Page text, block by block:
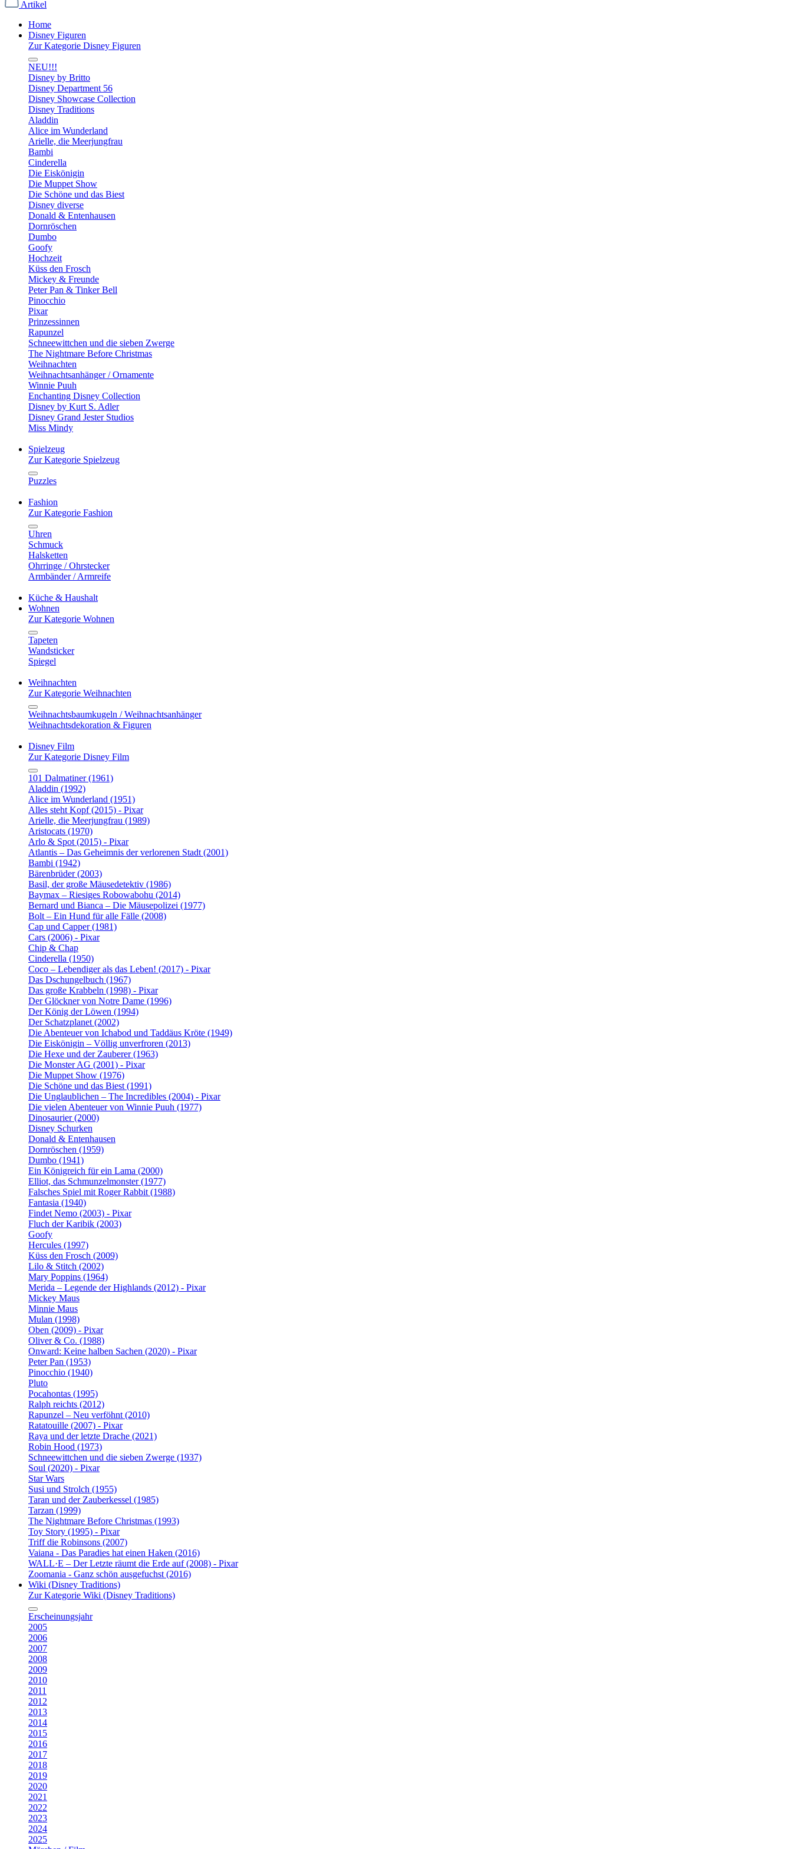
Artikel
Home
Disney Figuren
Zur Kategorie Disney Figuren
NEU!!!
Disney by Britto
Disney Department 56
Disney Showcase Collection
Disney Traditions
Aladdin
Alice im Wunderland
Arielle, die Meerjungfrau
Bambi
Cinderella
Die Eiskönigin
Die Muppet Show
Die Schöne und das Biest
Disney diverse
Donald & Entenhausen
Dornröschen
Dumbo
Goofy
Hochzeit
Küss den Frosch
Mickey & Freunde
Peter Pan & Tinker Bell
Pinocchio
Pixar
Prinzessinnen
Rapunzel
Schneewittchen und die sieben Zwerge
The Nightmare Before Christmas
Weihnachten
Weihnachtsanhänger / Ornamente
Winnie Puuh
Enchanting Disney Collection
Disney by Kurt S. Adler
Disney Grand Jester Studios
Miss Mindy
Spielzeug
Zur Kategorie Spielzeug
Puzzles
Fashion
Zur Kategorie Fashion
Uhren
Schmuck
Halsketten
Ohrringe / Ohrstecker
Armbänder / Armreife
Küche & Haushalt
Wohnen
Zur Kategorie Wohnen
Tapeten
Wandsticker
Spiegel
Weihnachten
Zur Kategorie Weihnachten
Weihnachtsbaumkugeln / Weihnachtsanhänger
Weihnachtsdekoration & Figuren
Disney Film
Zur Kategorie Disney Film
101 Dalmatiner (1961)
Aladdin (1992)
Alice im Wunderland (1951)
Alles steht Kopf (2015) - Pixar
Arielle, die Meerjungfrau (1989)
Aristocats (1970)
Arlo & Spot (2015) - Pixar
Atlantis – Das Geheimnis der verlorenen Stadt (2001)
Bambi (1942)
Bärenbrüder (2003)
Basil, der große Mäusedetektiv (1986)
Baymax – Riesiges Robowabohu (2014)
Bernard und Bianca – Die Mäusepolizei (1977)
Bolt – Ein Hund für alle Fälle (2008)
Cap und Capper (1981)
Cars (2006) - Pixar
Chip & Chap
Cinderella (1950)
Coco – Lebendiger als das Leben! (2017) - Pixar
Das Dschungelbuch (1967)
Das große Krabbeln (1998) - Pixar
Der Glöckner von Notre Dame (1996)
Der König der Löwen (1994)
Der Schatzplanet (2002)
Die Abenteuer von Ichabod und Taddäus Kröte (1949)
Die Eiskönigin – Völlig unverfroren (2013)
Die Hexe und der Zauberer (1963)
Die Monster AG (2001) - Pixar
Die Muppet Show (1976)
Die Schöne und das Biest (1991)
Die Unglaublichen – The Incredibles (2004) - Pixar
Die vielen Abenteuer von Winnie Puuh (1977)
Dinosaurier (2000)
Disney Schurken
Donald & Entenhausen
Dornröschen (1959)
Dumbo (1941)
Ein Königreich für ein Lama (2000)
Elliot, das Schmunzelmonster (1977)
Falsches Spiel mit Roger Rabbit (1988)
Fantasia (1940)
Findet Nemo (2003) - Pixar
Fluch der Karibik (2003)
Goofy
Hercules (1997)
Küss den Frosch (2009)
Lilo & Stitch (2002)
Mary Poppins (1964)
Merida – Legende der Highlands (2012) - Pixar
Mickey Maus
Minnie Maus
Mulan (1998)
Oben (2009) - Pixar
Oliver & Co. (1988)
Onward: Keine halben Sachen (2020) - Pixar
Peter Pan (1953)
Pinocchio (1940)
Pluto
Pocahontas (1995)
Ralph reichts (2012)
Rapunzel – Neu verföhnt (2010)
Ratatouille (2007) - Pixar
Raya und der letzte Drache (2021)
Robin Hood (1973)
Schneewittchen und die sieben Zwerge (1937)
Soul (2020) - Pixar
Star Wars
Susi und Strolch (1955)
Taran und der Zauberkessel (1985)
Tarzan (1999)
The Nightmare Before Christmas (1993)
Toy Story (1995) - Pixar
Triff die Robinsons (2007)
Vaiana - Das Paradies hat einen Haken (2016)
WALL·E – Der Letzte räumt die Erde auf (2008) - Pixar
Zoomania - Ganz schön ausgefuchst (2016)
Wiki (Disney Traditions)
Zur Kategorie Wiki (Disney Traditions)
Erscheinungsjahr
2005
2006
2007
2008
2009
2010
2011
2012
2013
2014
2015
2016
2017
2018
2019
2020
2021
2022
2023
2024
2025